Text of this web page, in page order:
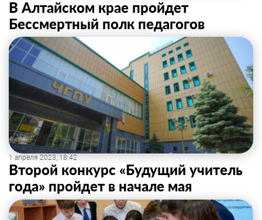
В Алтайском крае пройдет
Бессмертный полк педагогов
1 апреля 2023, 18:42
Второй конкурс «Будущий учитель
года» пройдет в начале мая